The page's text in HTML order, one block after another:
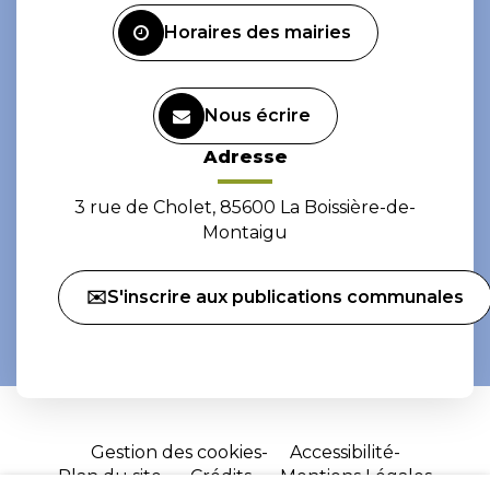
Horaires des mairies
Nous écrire
Adresse
3 rue de Cholet, 85600 La Boissière-de-
Montaigu
✉️S'inscrire aux publications communales
Gestion des cookies
Accessibilité
Plan du site
Crédits Mentions Légales